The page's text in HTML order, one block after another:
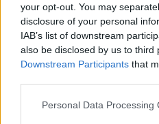
your opt-out. You may
disclosure of your personal
IAB’s list of downstream
also be disclosed by us to third
Downstream Participants that
Please note that this website/
Personal Data Processing
USD